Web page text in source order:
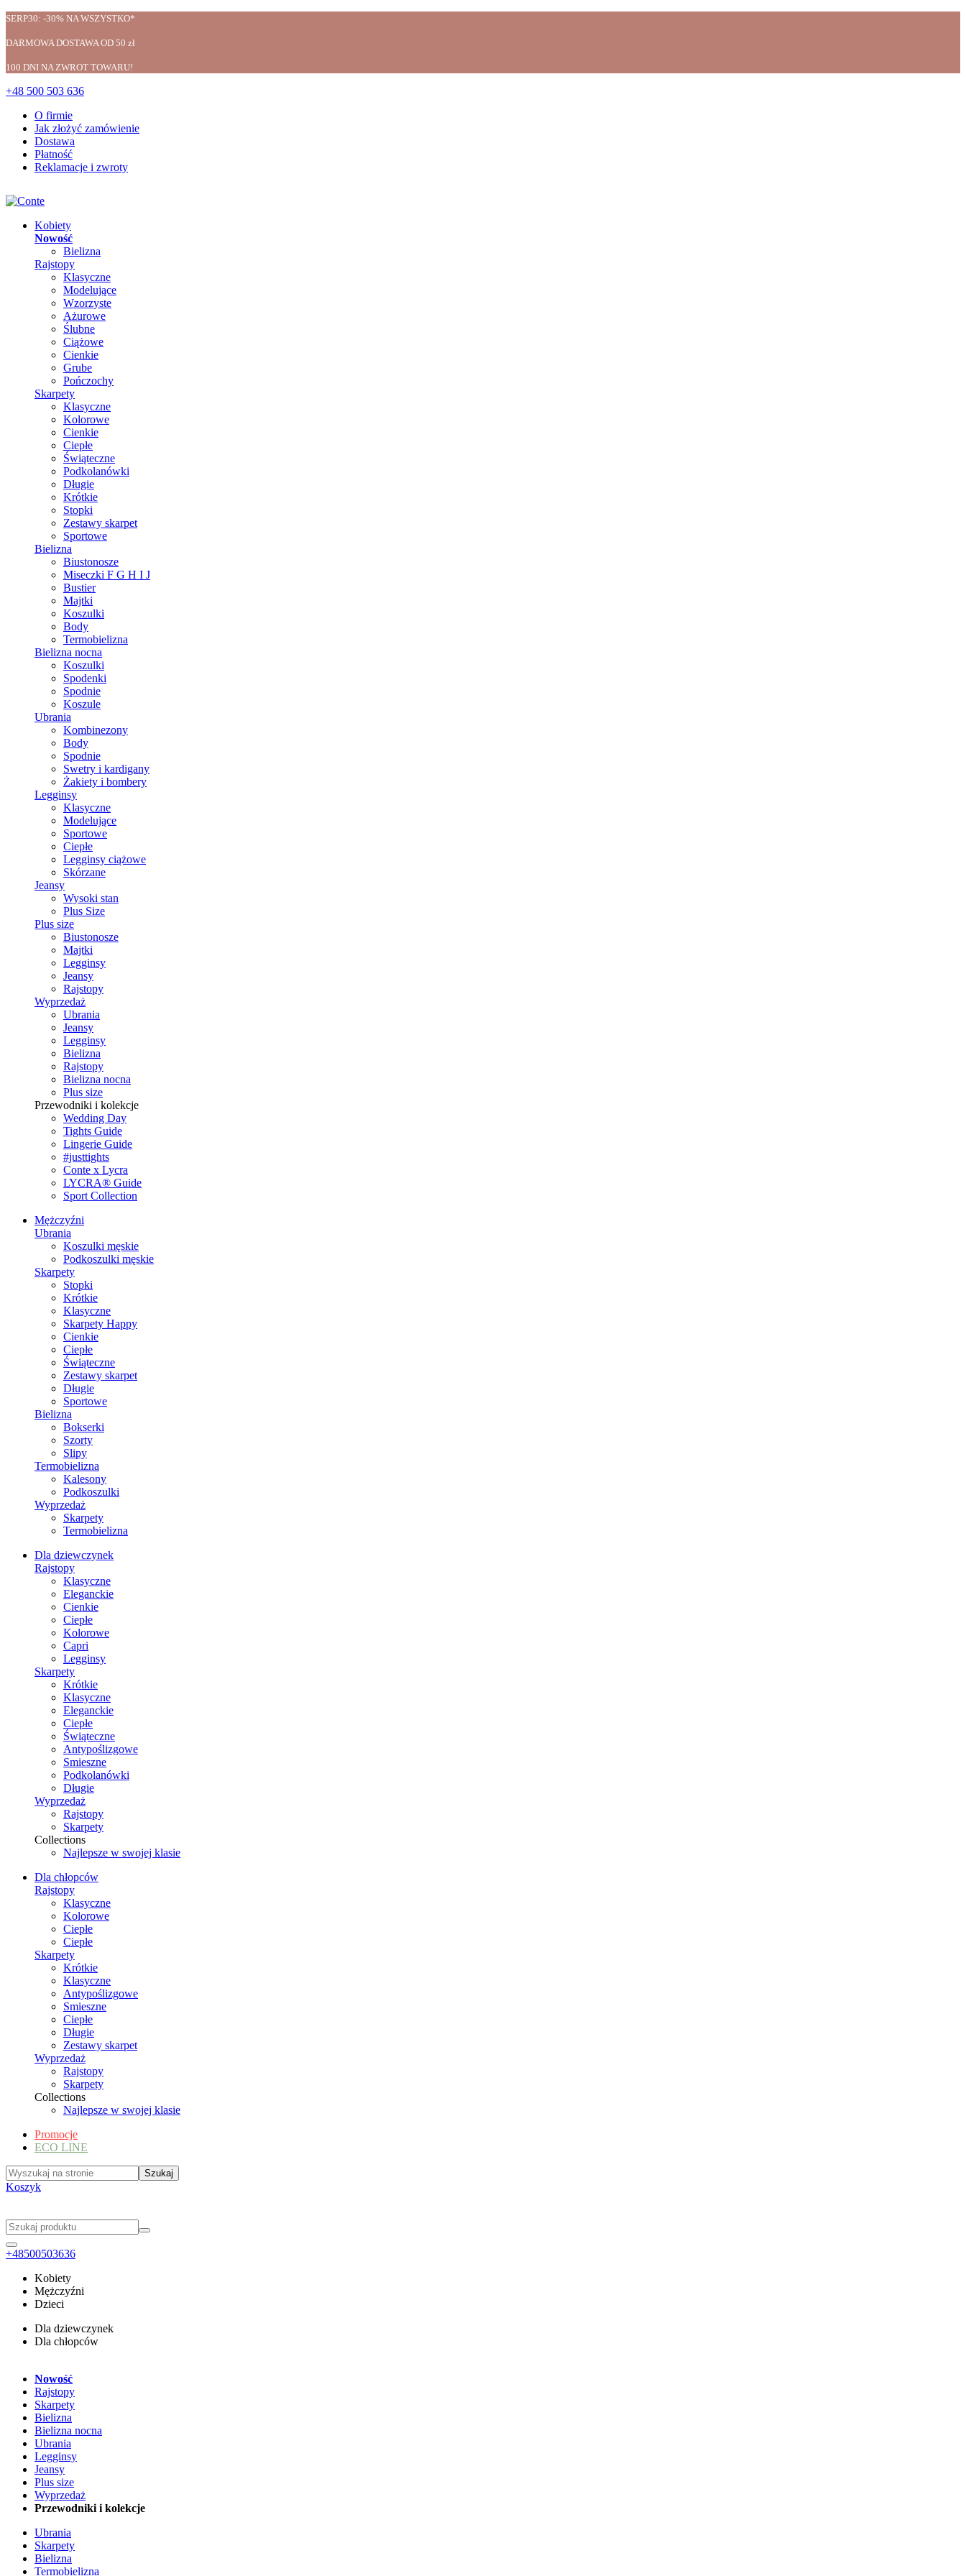
SERP30: -30% NA WSZYSTKO*
DARMOWA DOSTAWA OD 50 zł
100 DNI NA ZWROT TOWARU!
+48 500 503 636
O firmie
Jak złożyć zamówienie
Dostawa
Płatność
Reklamacje i zwroty
Kobiety
Nowość
Bielizna
Rajstopy
Klasyczne
Modelujące
Wzorzyste
Ażurowe
Ślubne
Ciążowe
Cienkie
Grube
Pończochy
Skarpety
Klasyczne
Kolorowe
Cienkie
Ciepłe
Świąteczne
Podkolanówki
Długie
Krótkie
Stopki
Zestawy skarpet
Sportowe
Bielizna
Biustonosze
Miseczki F G H I J
Bustier
Majtki
Koszulki
Body
Termobielizna
Bielizna nocna
Koszulki
Spodenki
Spodnie
Koszule
Ubrania
Kombinezony
Body
Spodnie
Swetry i kardigany
Żakiety i bombery
Legginsy
Klasyczne
Modelujące
Sportowe
Ciepłe
Legginsy ciążowe
Skórzane
Jeansy
Wysoki stan
Plus Size
Plus size
Biustonosze
Majtki
Legginsy
Jeansy
Rajstopy
Wyprzedaż
Ubrania
Jeansy
Legginsy
Bielizna
Rajstopy
Bielizna nocna
Plus size
Przewodniki i kolekcje
Wedding Day
Tights Guide
Lingerie Guide
#justtights
Conte x Lycra
LYCRA® Guide
Sport Сollection
Mężczyźni
Ubrania
Koszulki męskie
Podkoszulki męskie
Skarpety
Stopki
Krótkie
Klasyczne
Skarpety Happy
Cienkie
Ciepłe
Świąteczne
Zestawy skarpet
Długie
Sportowe
Bielizna
Bokserki
Szorty
Slipy
Termobielizna
Kalesony
Podkoszulki
Wyprzedaż
Skarpety
Termobielizna
Dla dziewczynek
Rajstopy
Klasyczne
Eleganckie
Cienkie
Ciepłe
Kolorowe
Capri
Legginsy
Skarpety
Krótkie
Klasyczne
Eleganckie
Ciepłe
Świąteczne
Antypoślizgowe
Smieszne
Podkolanówki
Długie
Wyprzedaż
Rajstopy
Skarpety
Collections
Najlepsze w swojej klasie
Dla chłopców
Rajstopy
Klasyczne
Kolorowe
Ciepłe
Ciepłe
Skarpety
Krótkie
Klasyczne
Antypoślizgowe
Smieszne
Ciepłe
Długie
Zestawy skarpet
Wyprzedaż
Rajstopy
Skarpety
Collections
Najlepsze w swojej klasie
Promocje
ECO LINE
Koszyk
+48500503636
Kobiety
Mężczyźni
Dzieci
Dla dziewczynek
Dla chłopców
Nowość
Rajstopy
Skarpety
Bielizna
Bielizna nocna
Ubrania
Legginsy
Jeansy
Plus size
Wyprzedaż
Przewodniki i kolekcje
Ubrania
Skarpety
Bielizna
Termobielizna